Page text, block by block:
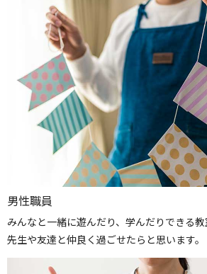
男性職員
みんなと一緒に遊んだり、学んだりできる教
先生や友達と仲良く過ごせたらと思います。